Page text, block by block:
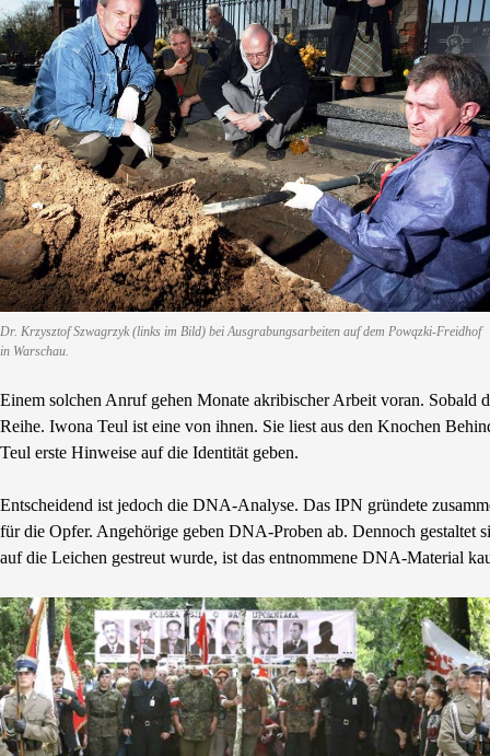
Dr. Krzysztof Szwagrzyk (links im Bild) bei Ausgrabungsarbeiten auf dem Powązki-Freidhof
in Warschau.
Einem solchen Anruf gehen Monate akribischer Arbeit voran. Sobald
Reihe. Iwona Teul ist eine von ihnen. Sie liest aus den Knochen
Teul erste Hinweise auf die Identität geben.
Entscheidend ist jedoch die DNA-Analyse. Das IPN gründete
für die Opfer. Angehörige geben DNA-Proben ab. Dennoch gestaltet
auf die Leichen gestreut wurde, ist das entnommene DNA-Material